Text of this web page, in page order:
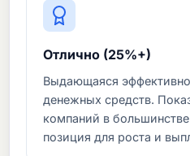
Отлично (25%+)
Выдающаяся
денежных средств.
компаний в
позиция для роста и